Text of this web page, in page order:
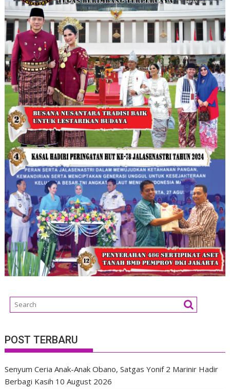
POST TERBARU
Senyum Ceria Anak-Anak Obano, Satgas Yonif 2 Marinir Hadir
Berbagi Kasih 10 August 2026